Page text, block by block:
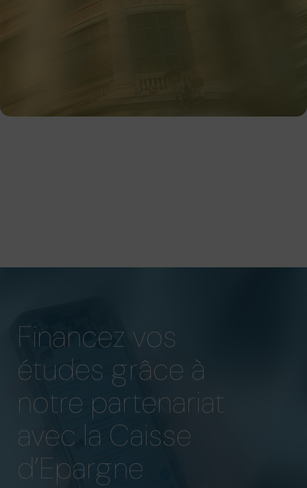
Financez vos
études grâce à
notre partenariat
avec la Caisse
d’Epargne